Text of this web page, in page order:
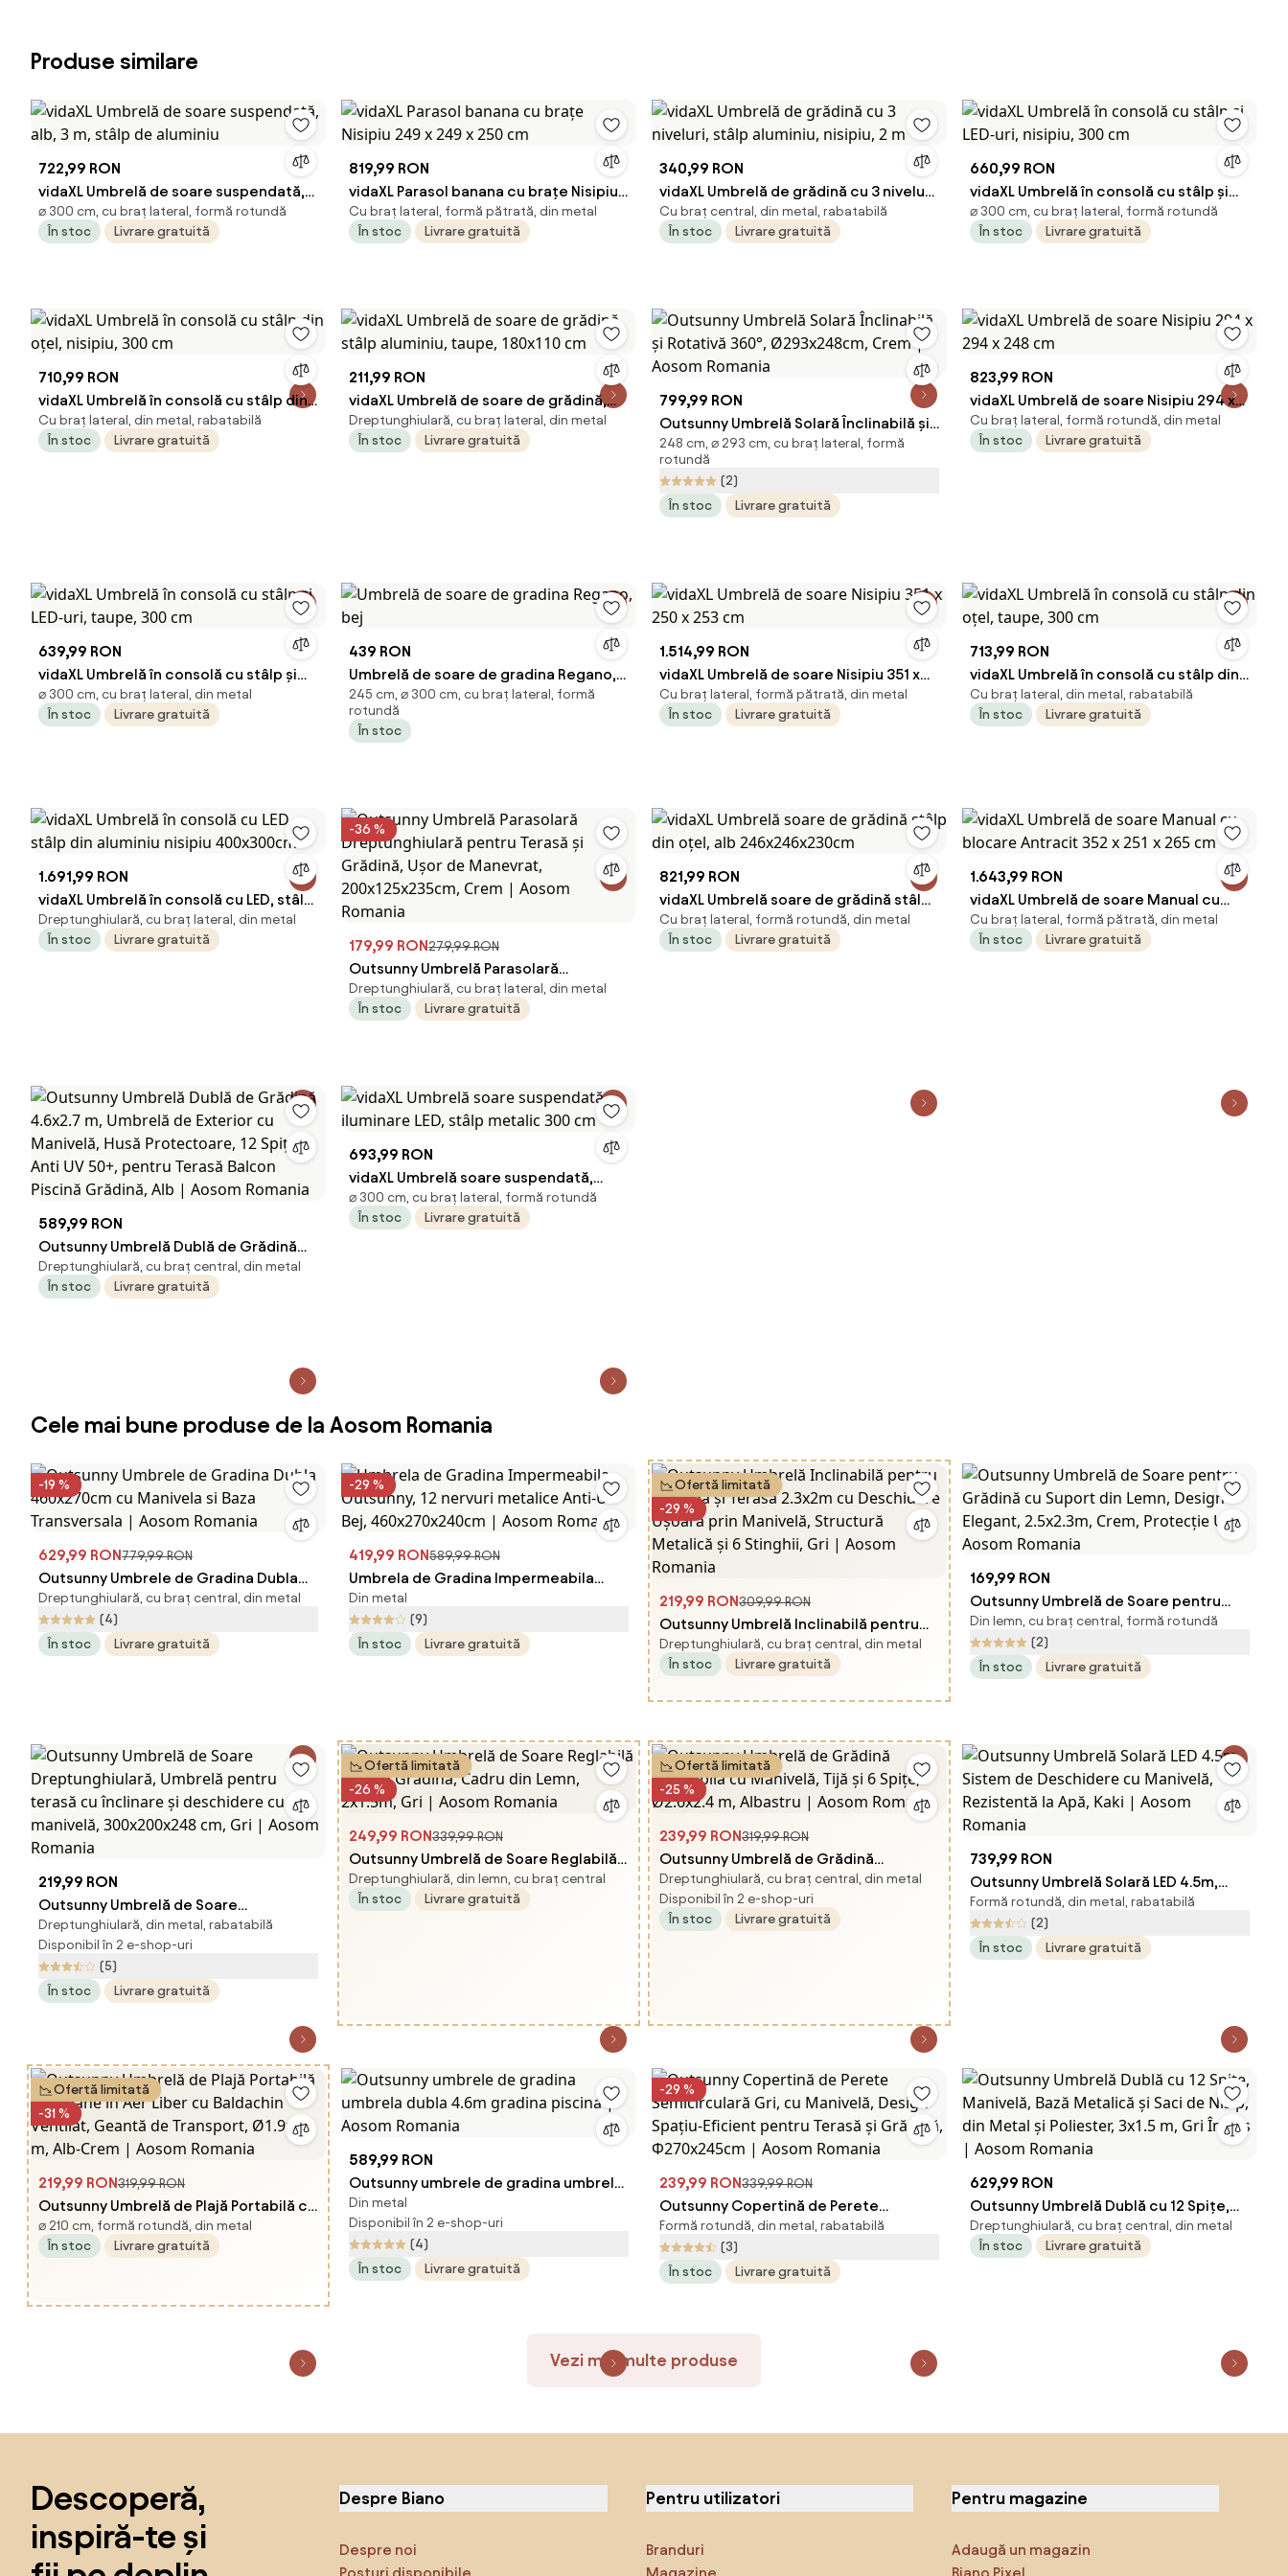
Produse similare
722,99 RON
vidaXL Umbrelă de soare suspendată,
alb, 3 m, stâlp de aluminiu
⌀ 300 cm, cu braț lateral, formă rotundă
În stoc
Livrare gratuită
819,99 RON
vidaXL Parasol banana cu brațe Nisipiu
249 x 249 x 250 cm
Cu braț lateral, formă pătrată, din metal
În stoc
Livrare gratuită
340,99 RON
vidaXL Umbrelă de grădină cu 3 niveluri,
stâlp aluminiu, nisipiu, 2 m
Cu braț central, din metal, rabatabilă
În stoc
Livrare gratuită
660,99 RON
vidaXL Umbrelă în consolă cu stâlp și
LED-uri, nisipiu, 300 cm
⌀ 300 cm, cu braț lateral, formă rotundă
În stoc
Livrare gratuită
710,99 RON
vidaXL Umbrelă în consolă cu stâlp din
oțel, nisipiu, 300 cm
Cu braț lateral, din metal, rabatabilă
În stoc
Livrare gratuită
211,99 RON
vidaXL Umbrelă de soare de grădină,
stâlp aluminiu, taupe, 180x110 cm
Dreptunghiulară, cu braț lateral, din metal
În stoc
Livrare gratuită
799,99 RON
Outsunny Umbrelă Solară Înclinabilă și
Rotativă 360°, Ø293x248cm, Crem |
Aosom Romania
248 cm, ⌀ 293 cm, cu braț lateral, formă
rotundă
(2)
În stoc
Livrare gratuită
823,99 RON
vidaXL Umbrelă de soare Nisipiu 294 x
294 x 248 cm
Cu braț lateral, formă rotundă, din metal
În stoc
Livrare gratuită
639,99 RON
vidaXL Umbrelă în consolă cu stâlp și
LED-uri, taupe, 300 cm
⌀ 300 cm, cu braț lateral, din metal
În stoc
Livrare gratuită
439 RON
Umbrelă de soare de gradina Regano,
bej
245 cm, ⌀ 300 cm, cu braț lateral, formă
rotundă
În stoc
1.514,99 RON
vidaXL Umbrelă de soare Nisipiu 351 x
250 x 253 cm
Cu braț lateral, formă pătrată, din metal
În stoc
Livrare gratuită
713,99 RON
vidaXL Umbrelă în consolă cu stâlp din
oțel, taupe, 300 cm
Cu braț lateral, din metal, rabatabilă
În stoc
Livrare gratuită
1.691,99 RON
vidaXL Umbrelă în consolă cu LED, stâlp
din aluminiu nisipiu 400x300cm
Dreptunghiulară, cu braț lateral, din metal
În stoc
Livrare gratuită
-36 %
179,99 RON279,99 RON
Outsunny Umbrelă Parasolară
Dreptunghiulară pentru Terasă și
Grădină, Ușor de Manevrat,
Dreptunghiulară, cu braț lateral, din metal
În stoc
Livrare gratuită
821,99 RON
vidaXL Umbrelă soare de grădină stâlp
din oțel, alb 246x246x230cm
Cu braț lateral, formă rotundă, din metal
În stoc
Livrare gratuită
1.643,99 RON
vidaXL Umbrelă de soare Manual cu
blocare Antracit 352 x 251 x 265 cm
Cu braț lateral, formă pătrată, din metal
În stoc
Livrare gratuită
589,99 RON
Outsunny Umbrelă Dublă de Grădină
4.6x2.7 m, Umbrelă de Exterior cu
Manivelă, Husă Protectoare, 12 Spițe,
Dreptunghiulară, cu braț central, din metal
În stoc
Livrare gratuită
693,99 RON
vidaXL Umbrelă soare suspendată,
iluminare LED, stâlp metalic 300 cm
⌀ 300 cm, cu braț lateral, formă rotundă
În stoc
Livrare gratuită
Cele mai bune produse de la Aosom Romania
-19 %
629,99 RON779,99 RON
Outsunny Umbrele de Gradina Dubla
460x270cm cu Manivela si Baza
Transversala | Aosom Romania
Dreptunghiulară, cu braț central, din metal
(4)
În stoc
Livrare gratuită
-29 %
419,99 RON589,99 RON
Umbrela de Gradina Impermeabila
Outsunny, 12 nervuri metalice Anti-UV
Bej, 460x270x240cm | Aosom Romania
Din metal
(9)
În stoc
Livrare gratuită
Ofertă limitată
-29 %
219,99 RON309,99 RON
Outsunny Umbrelă Inclinabilă pentru
Grădină și Terasă 2.3x2m cu
Deschidere Ușoară prin Manivelă,
Dreptunghiulară, cu braț central, din metal
În stoc
Livrare gratuită
169,99 RON
Outsunny Umbrelă de Soare pentru
Grădină cu Suport din Lemn, Design
Elegant, 2.5x2.3m, Crem, Protecție UV |
Aosom Romania
Din lemn, cu braț central, formă rotundă
(2)
În stoc
Livrare gratuită
219,99 RON
Outsunny Umbrelă de Soare
Dreptunghiulară, Umbrelă pentru
terasă cu înclinare și deschidere cu
manivelă, 300x200x248 cm, Gri |
Aosom Romania
Dreptunghiulară, din metal, rabatabilă
Disponibil în 2 e-shop-uri
(5)
În stoc
Livrare gratuită
Ofertă limitată
-26 %
249,99 RON339,99 RON
Outsunny Umbrelă de Soare Reglabilă
pentru Grădină, Cadru din Lemn,
2x1.5m, Gri | Aosom Romania
Dreptunghiulară, din lemn, cu braț central
În stoc
Livrare gratuită
Ofertă limitată
-25 %
239,99 RON319,99 RON
Outsunny Umbrelă de Grădină
Înclinabilă cu Manivelă, Tijă și 6 Spițe,
Ø2.6x2.4 m, Albastru | Aosom Romania
Dreptunghiulară, cu braț central, din metal
Disponibil în 2 e-shop-uri
În stoc
Livrare gratuită
739,99 RON
Outsunny Umbrelă Solară LED 4.5m,
Sistem de Deschidere cu Manivelă,
Rezistentă la Apă, Kaki | Aosom
Romania
Formă rotundă, din metal, rabatabilă
(2)
În stoc
Livrare gratuită
Ofertă limitată
-31 %
219,99 RON319,99 RON
Outsunny Umbrelă de Plajă Portabilă cu
Volane în Aer Liber cu Baldachin
Ventilat, Geantă de Transport, Ø1.9x2.1
⌀ 210 cm, formă rotundă, din metal
În stoc
Livrare gratuită
589,99 RON
Outsunny umbrele de gradina umbrela
dubla 4.6m gradina piscina | Aosom
Romania
Din metal
Disponibil în 2 e-shop-uri
(4)
În stoc
Livrare gratuită
-29 %
239,99 RON339,99 RON
Outsunny Copertină de Perete
Semicirculară Gri, cu Manivelă, Design
Spațiu-Eficient pentru Terasă și
Grădină, Φ270x245cm | Aosom
Formă rotundă, din metal, rabatabilă
(3)
În stoc
Livrare gratuită
629,99 RON
Outsunny Umbrelă Dublă cu 12 Spițe,
Manivelă, Bază Metalică și Saci de
Nisip, din Metal și Poliester, 3x1.5 m, Gri
Dreptunghiulară, cu braț central, din metal
În stoc
Livrare gratuită
Vezi mai multe produse
Descoperă,
inspiră-te și
Despre Biano
Despre noi
Posturi disponibile
Pentru utilizatori
Branduri
Magazine
Pentru magazine
Adaugă un magazin
Biano Pixel